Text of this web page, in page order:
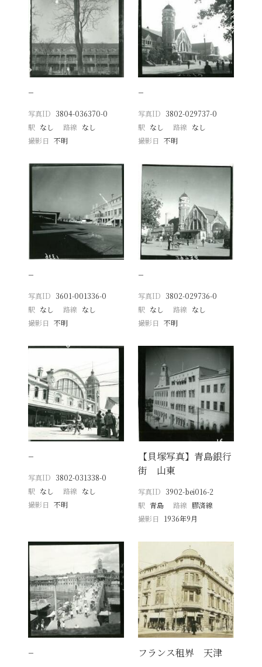
−
写真ID 3804-036370-0
駅 なし 路線 なし
撮影日
不明
−
写真ID 3802-029737-0
駅 なし 路線 なし
撮影日 不明
−
写真ID 3601-001336-0
駅 なし 路線 なし
撮影日
不明
−
写真ID 3802-029736-0
駅 なし 路線 なし
撮影日 不明
−
写真ID 3802-031338-0
駅 なし 路線 なし
撮影日
不明
【貝塚写真】青島銀行
街 山東
写真ID 3902-bei016-2
駅 青島 路線 膠済線
撮影日
1936年9月
− フランス租界 天津